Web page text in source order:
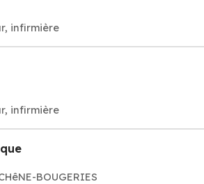
infirmière
infirmière
BOUGERIES